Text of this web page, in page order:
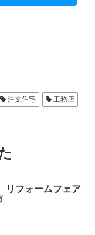
注文住宅
工務店
フォームフェア